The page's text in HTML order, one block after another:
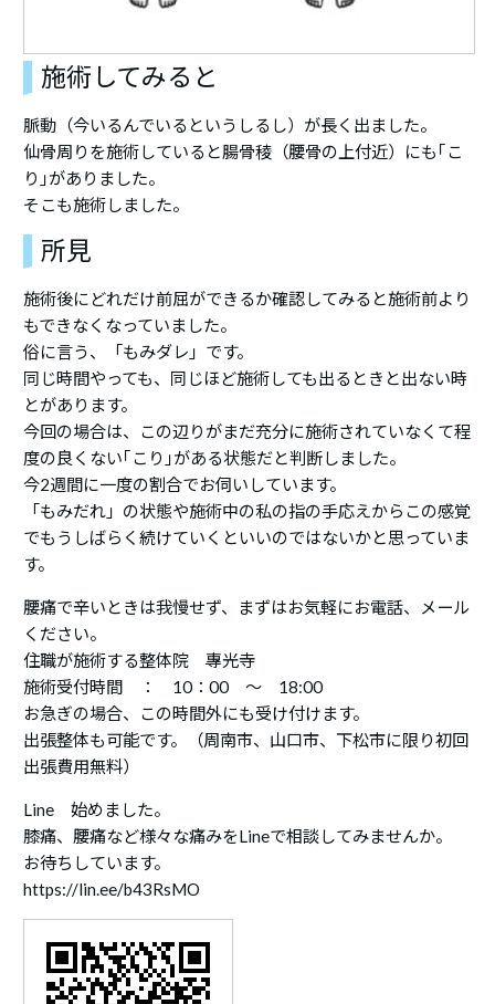
施術してみると
脈動（今いるんでいるというしるし）が長く出ました。
仙骨周りを施術していると腸骨稜（腰骨の上付近）にも｢こ
り｣がありました。
そこも施術しました。
所見
施術後にどれだけ前屈ができるか確認してみると施術前より
もできなくなっていました。
俗に言う、「もみダレ」です。
同じ時間やっても、同じほど施術しても出るときと出ない時
とがあります。
今回の場合は、この辺りがまだ充分に施術されていなくて程
度の良くない｢こり｣がある状態だと判断しました。
今2週間に一度の割合でお伺いしています。
「もみだれ」の状態や施術中の私の指の手応えからこの感覚
でもうしばらく続けていくといいのではないかと思っていま
す。
腰痛で辛いときは我慢せず、まずはお気軽にお電話、メール
ください。
住職が施術する整体院 專光寺
施術受付時間 ： 10：00 ～ 18:00
お急ぎの場合、この時間外にも受け付けます。
出張整体も可能です。（周南市、山口市、下松市に限り初回
出張費用無料）
Line 始めました。
膝痛、腰痛など様々な痛みをLineで相談してみませんか。
お待ちしています。
https://lin.ee/b43RsMO